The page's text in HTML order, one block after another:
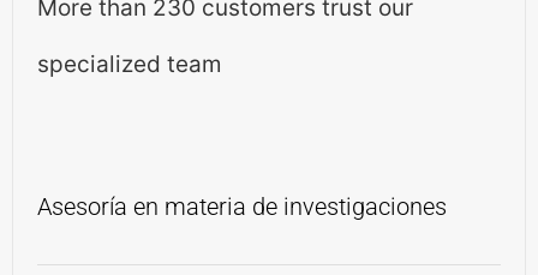
More than 230 customers trust our
specialized team
Asesoría en materia de investigaciones